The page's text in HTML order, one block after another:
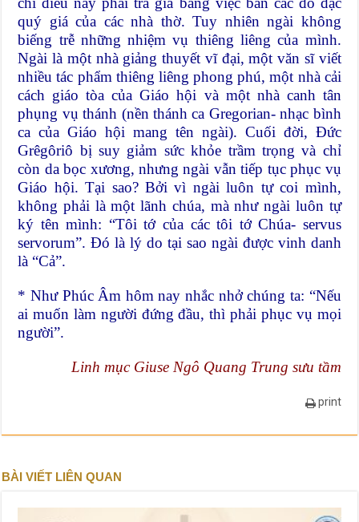
quý giá của các nhà thờ. Tuy nhiên ngài không
biếng trễ những nhiệm vụ thiêng liêng của mình.
Ngài là một nhà giảng thuyết vĩ đại, một văn sĩ viết
nhiều tác phẩm thiêng liêng phong phú, một nhà cải
cách giáo tòa của Giáo hội và một nhà canh tân
phụng vụ thánh (nền thánh ca Gregorian- nhạc bình
ca của Giáo hội mang tên ngài). Cuối đời, Đức
Grêgôriô bị suy giảm sức khỏe trầm trọng và chỉ
còn da bọc xương, nhưng ngài vẫn tiếp tục phục vụ
Giáo hội. Tại sao? Bởi vì ngài luôn tự coi mình,
không phải là một lãnh chúa, mà như ngài luôn tự
ký tên mình: “Tôi tớ của các tôi tớ Chúa- servus
servorum”. Đó là lý do tại sao ngài được vinh danh
là “Cả”.
* Như Phúc Âm hôm nay nhắc nhở chúng ta: “Nếu
ai muốn làm người đứng đầu, thì phải phục vụ mọi
người”.
Linh mục Giuse Ngô Quang Trung sưu tầm
print
BÀI VIẾT LIÊN QUAN